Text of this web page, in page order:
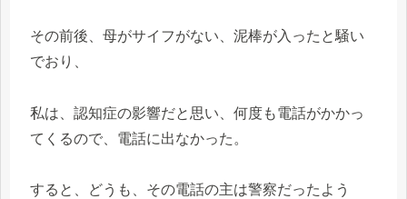
その前後、母がサイフがない、泥棒が入ったと騒い
でおり、
私は、認知症の影響だと思い、何度も電話がかかっ
てくるので、電話に出なかった。
すると、どうも、その電話の主は警察だったよう